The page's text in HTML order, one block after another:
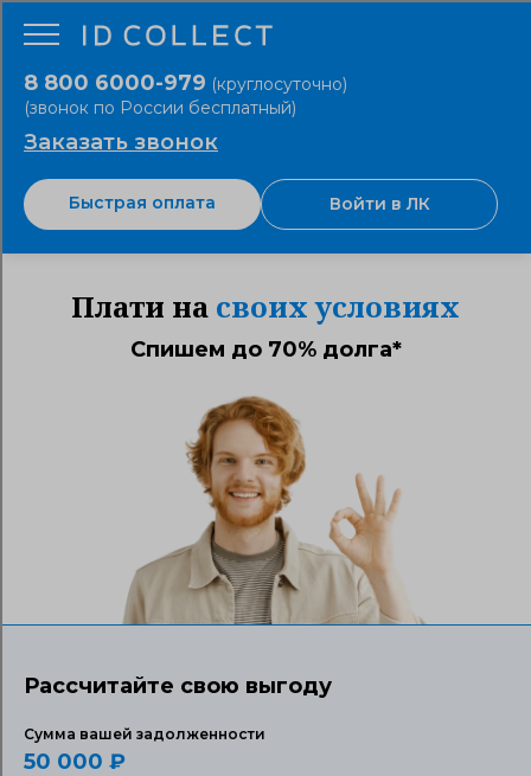
8 800 6000-979 (круглосуточно)
(звонок по России бесплатный)
Заказать звонок
Быстрая оплата Войти в ЛК
Плати на своих условиях
Спишем до 70% долга*
Рассчитайте свою выгоду
Сумма вашей задолженности
50 000 ₽